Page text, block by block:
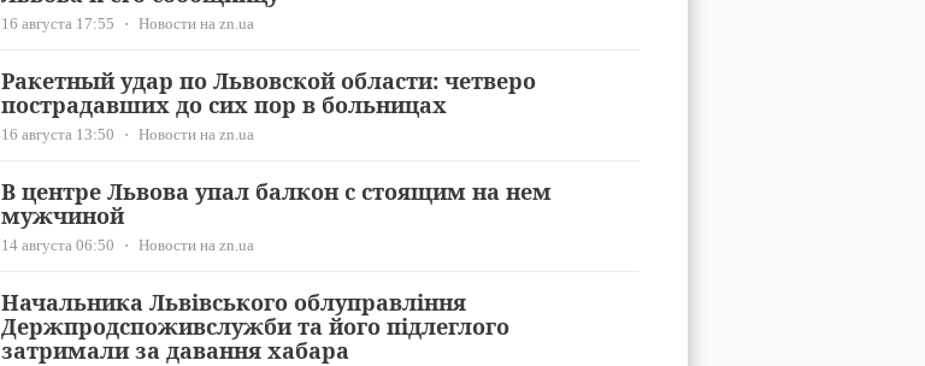
16 августа 17:55 Новости на zn.ua
Ракетный удар по Львовской области: четверо
пострадавших до сих пор в больницах
16 августа 13:50 Новости на zn.ua
В центре Львова упал балкон с стоящим на нем
мужчиной
14 августа 06:50 Новости на zn.ua
Начальника Львівського облуправління
Держпродспоживслужби та його підлеглого
затримали за давання хабара